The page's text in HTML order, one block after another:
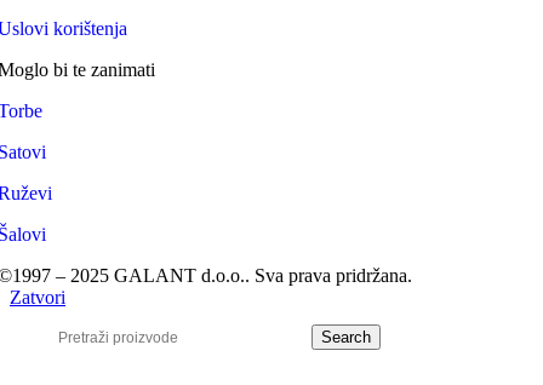
korištenja
bi te zanimati
– 2025 GALANT d.o.o.. Sva prava pridržana.
Zatvori
Search